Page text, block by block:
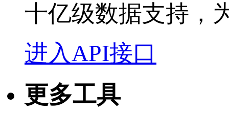
十亿级数据支持，
进入API接口
更多工具